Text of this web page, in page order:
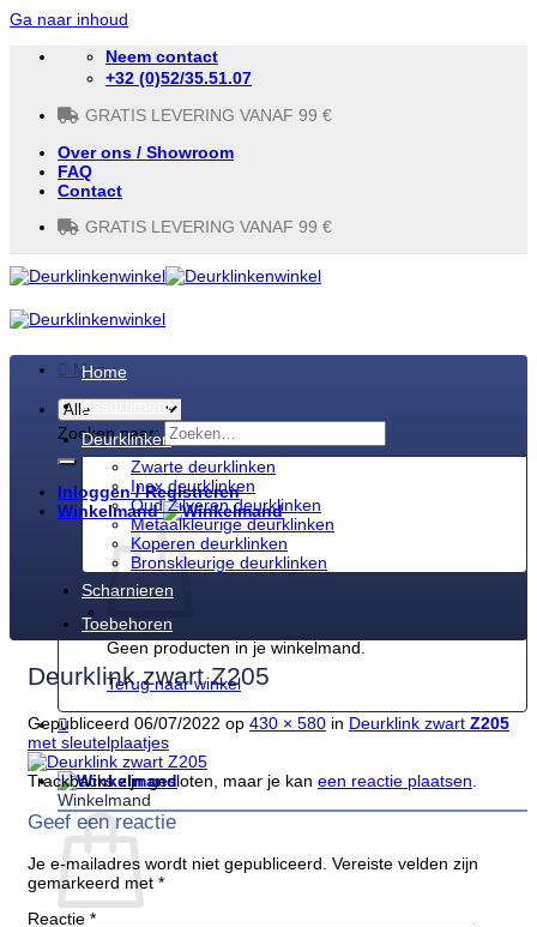
Ga naar inhoud
Neem contact
+32 (0)52/35.51.07
GRATIS LEVERING VANAF 99 €
Over ons / Showroom
FAQ
Contact
GRATIS LEVERING VANAF 99 €
Menu
Zoeken naar:
Inloggen / Registreren
Winkelmand
Geen producten in je winkelmand.
Terug naar winkel
Winkelmand
Home
Assortiment
Deurklinken
Zwarte deurklinken
Inox deurklinken
Oud Zilveren deurklinken
Metaalkleurige deurklinken
Koperen deurklinken
Bronskleurige deurklinken
Scharnieren
Toebehoren
Deurklink zwart Z205
Gepubliceerd 06/07/2022 op 430 × 580 in Deurklink zwart Z205
met sleutelplaatjes
Trackbacks zijn gesloten, maar je kan een reactie plaatsen
Geef een reactie
Je e-mailadres wordt niet gepubliceerd. Vereiste velden zijn
gemarkeerd met *
Reactie *